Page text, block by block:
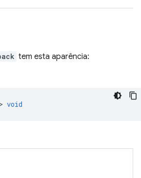
tem esta aparência:
void